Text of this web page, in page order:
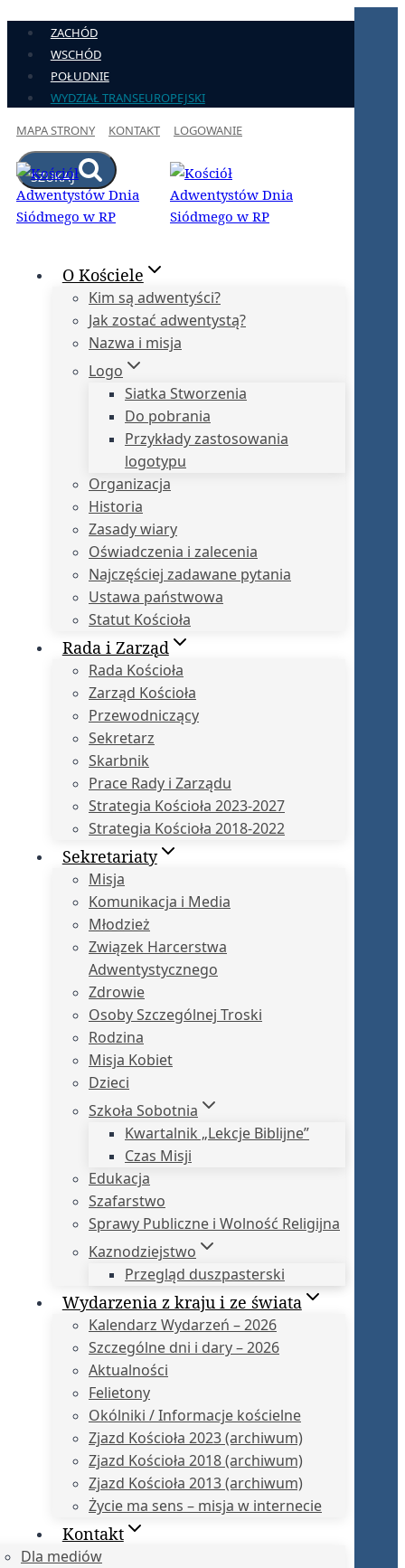
Przejdź
treści
ZACHÓD
WSCHÓD
POŁUDNIE
WYDZIAŁ TRANSEUROPEJSKI
MAPA STRONY
KONTAKT LOGOWANIE
SZUKAJ
O Kościele
Kim są adwentyści?
Jak zostać adwentystą?
Nazwa i misja
Logo
Siatka Stworzenia
Do pobrania
Przykłady zastosowania
logotypu
Organizacja
Historia
Zasady wiary
Oświadczenia i zalecenia
Najczęściej zadawane pytania
Ustawa państwowa
Statut Kościoła
Rada i Zarząd
Rada Kościoła
Zarząd Kościoła
Przewodniczący
Sekretarz
Skarbnik
Prace Rady i Zarządu
Strategia Kościoła 2023-2027
Strategia Kościoła 2018-2022
Sekretariaty
Misja
Komunikacja i Media
Młodzież
Związek Harcerstwa
Adwentystycznego
Zdrowie
Osoby Szczególnej Troski
Rodzina
Misja Kobiet
Dzieci
Szkoła Sobotnia
Kwartalnik „Lekcje Biblijne”
Czas Misji
Edukacja
Szafarstwo
Sprawy Publiczne i Wolność Religijna
Kaznodziejstwo
Przegląd duszpasterski
Wydarzenia z kraju i ze świata
Kalendarz Wydarzeń – 2026
Szczególne dni i dary – 2026
Aktualności
Felietony
Okólniki / Informacje kościelne
Zjazd Kościoła 2023 (archiwum)
Zjazd Kościoła 2018 (archiwum)
Zjazd Kościoła 2013 (archiwum)
Życie ma sens – misja w internecie
Kontakt
Dla mediów